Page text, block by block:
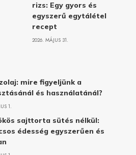
rizs: Egy gyors és
egyszerű egytálétel
recept
2026. MÁJUS 31.
mire figyeljünk a
és használatánál?
1.
sajttorta sütés nélkül:
édesség egyszerűen és